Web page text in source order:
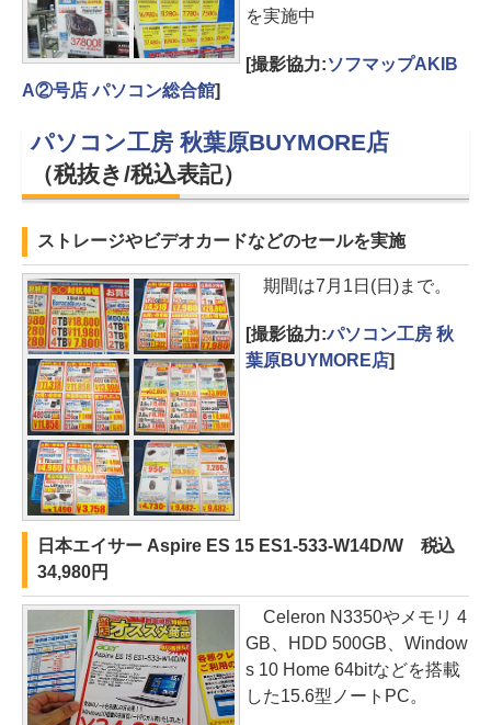
を実施中
[撮影協力:ソフマップAKIB
A②号店 パソコン総合館]
パソコン工房 秋葉原BUYMORE店
（税抜き/税込表記）
ストレージやビデオカードなどのセールを実施
期間は7月1日(日)まで。
[撮影協力:パソコン工房 秋
葉原BUYMORE店]
日本エイサー Aspire ES 15 ES1-533-W14D/W 税込
34,980円
Celeron N3350やメモリ 4
GB、HDD 500GB、Window
s 10 Home 64bitなどを搭載
した15.6型ノートPC。